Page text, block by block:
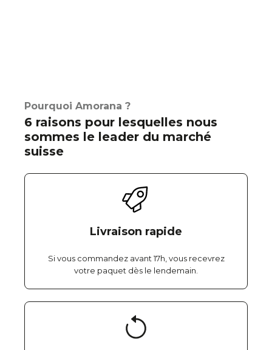
Pourquoi Amorana ?
6 raisons pour lesquelles nous
sommes le leader du marché
suisse
Livraison rapide
Si vous commandez avant 17h, vous recevrez
votre paquet dès le lendemain.